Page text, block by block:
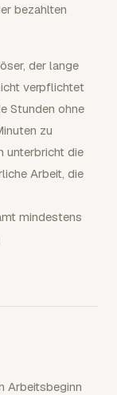
bezahlten
der lange
verpflichtet
Stunden ohne
zu
unterbricht die
Arbeit, die
mindestens
Arbeitsbeginn